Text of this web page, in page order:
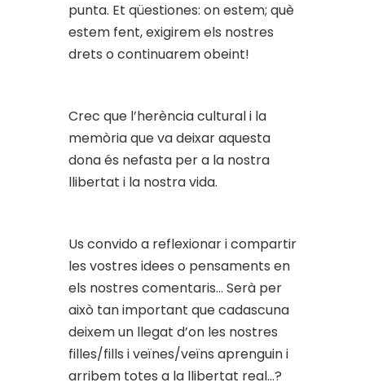
punta. Et qüestiones: on estem; què
estem fent, exigirem els nostres
drets o continuarem obeint!
Crec que l’herència cultural i la
memòria que va deixar aquesta
dona és nefasta per a la nostra
llibertat i la nostra vida.
Us convido a reflexionar i compartir
les vostres idees o pensaments en
els nostres comentaris… Serà per
això tan important que cadascuna
deixem un llegat d’on les nostres
filles/fills i veïnes/veïns aprenguin i
arribem totes a la llibertat real…?